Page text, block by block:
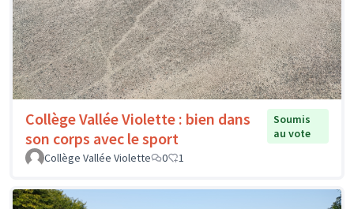
Collège Vallée Violette : bien dans
son corps avec le sport
Soumis
au vote
Collège Vallée Violette
0 1